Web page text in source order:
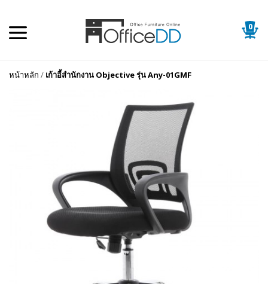
0
หน้าหลัก / เก้าอี้สำนักงาน Objective รุ่น Any-01GMF